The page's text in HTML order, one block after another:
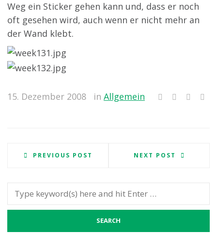
Weg ein Sticker gehen kann und, dass er noch
oft gesehen wird, auch wenn er nicht mehr an
der Wand klebt.
15. Dezember 2008 in Allgemein
PREVIOUS POST NEXT POST